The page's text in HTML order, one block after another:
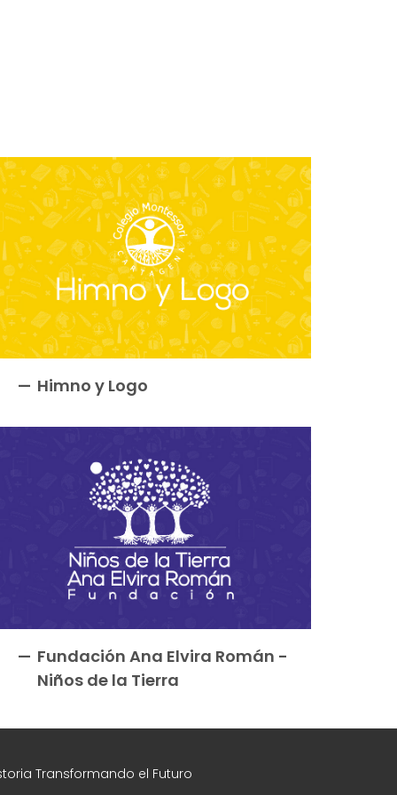
Himno y Logo
Fundación Ana Elvira Román -
Niños de la Tierra
Transformando el Futuro